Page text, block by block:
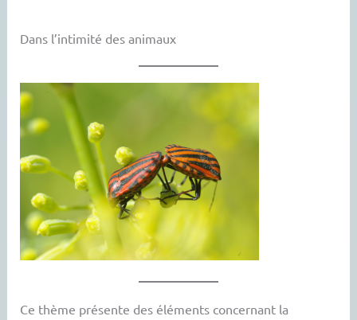
Dans l’intimité des animaux
Ce thème présente des éléments concernant la